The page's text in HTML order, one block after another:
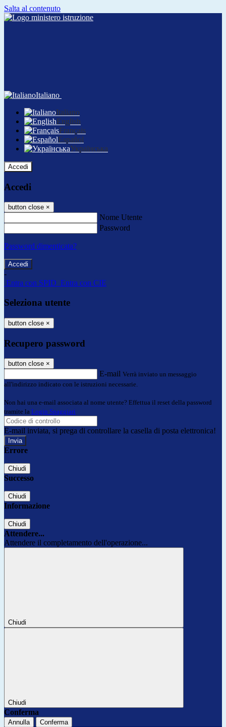
Salta al contenuto
Italiano
Italiano
English
Français
Español
Українська
Accedi
Accedi
button close ×
Nome Utente
Password
Password dimenticata?
-
Entra con SPID Entra con CIE
Seleziona utente
button close ×
Recupero password
button close ×
E-mail Verrà inviato un messaggio
all'indirizzo indicato con le istruzioni necessarie.
Non hai una e-mail associata al nome utente? Effettua il reset della password
tramite la Login Spaggiari
E-mail inviata, si prega di controllare la casella di posta elettronica!
Errore
Chiudi
Successo
Chiudi
Informazione
Chiudi
Attendere...
Attendere il completamento dell'operazione...
Chiudi
Chiudi
Conferma
Annulla Conferma